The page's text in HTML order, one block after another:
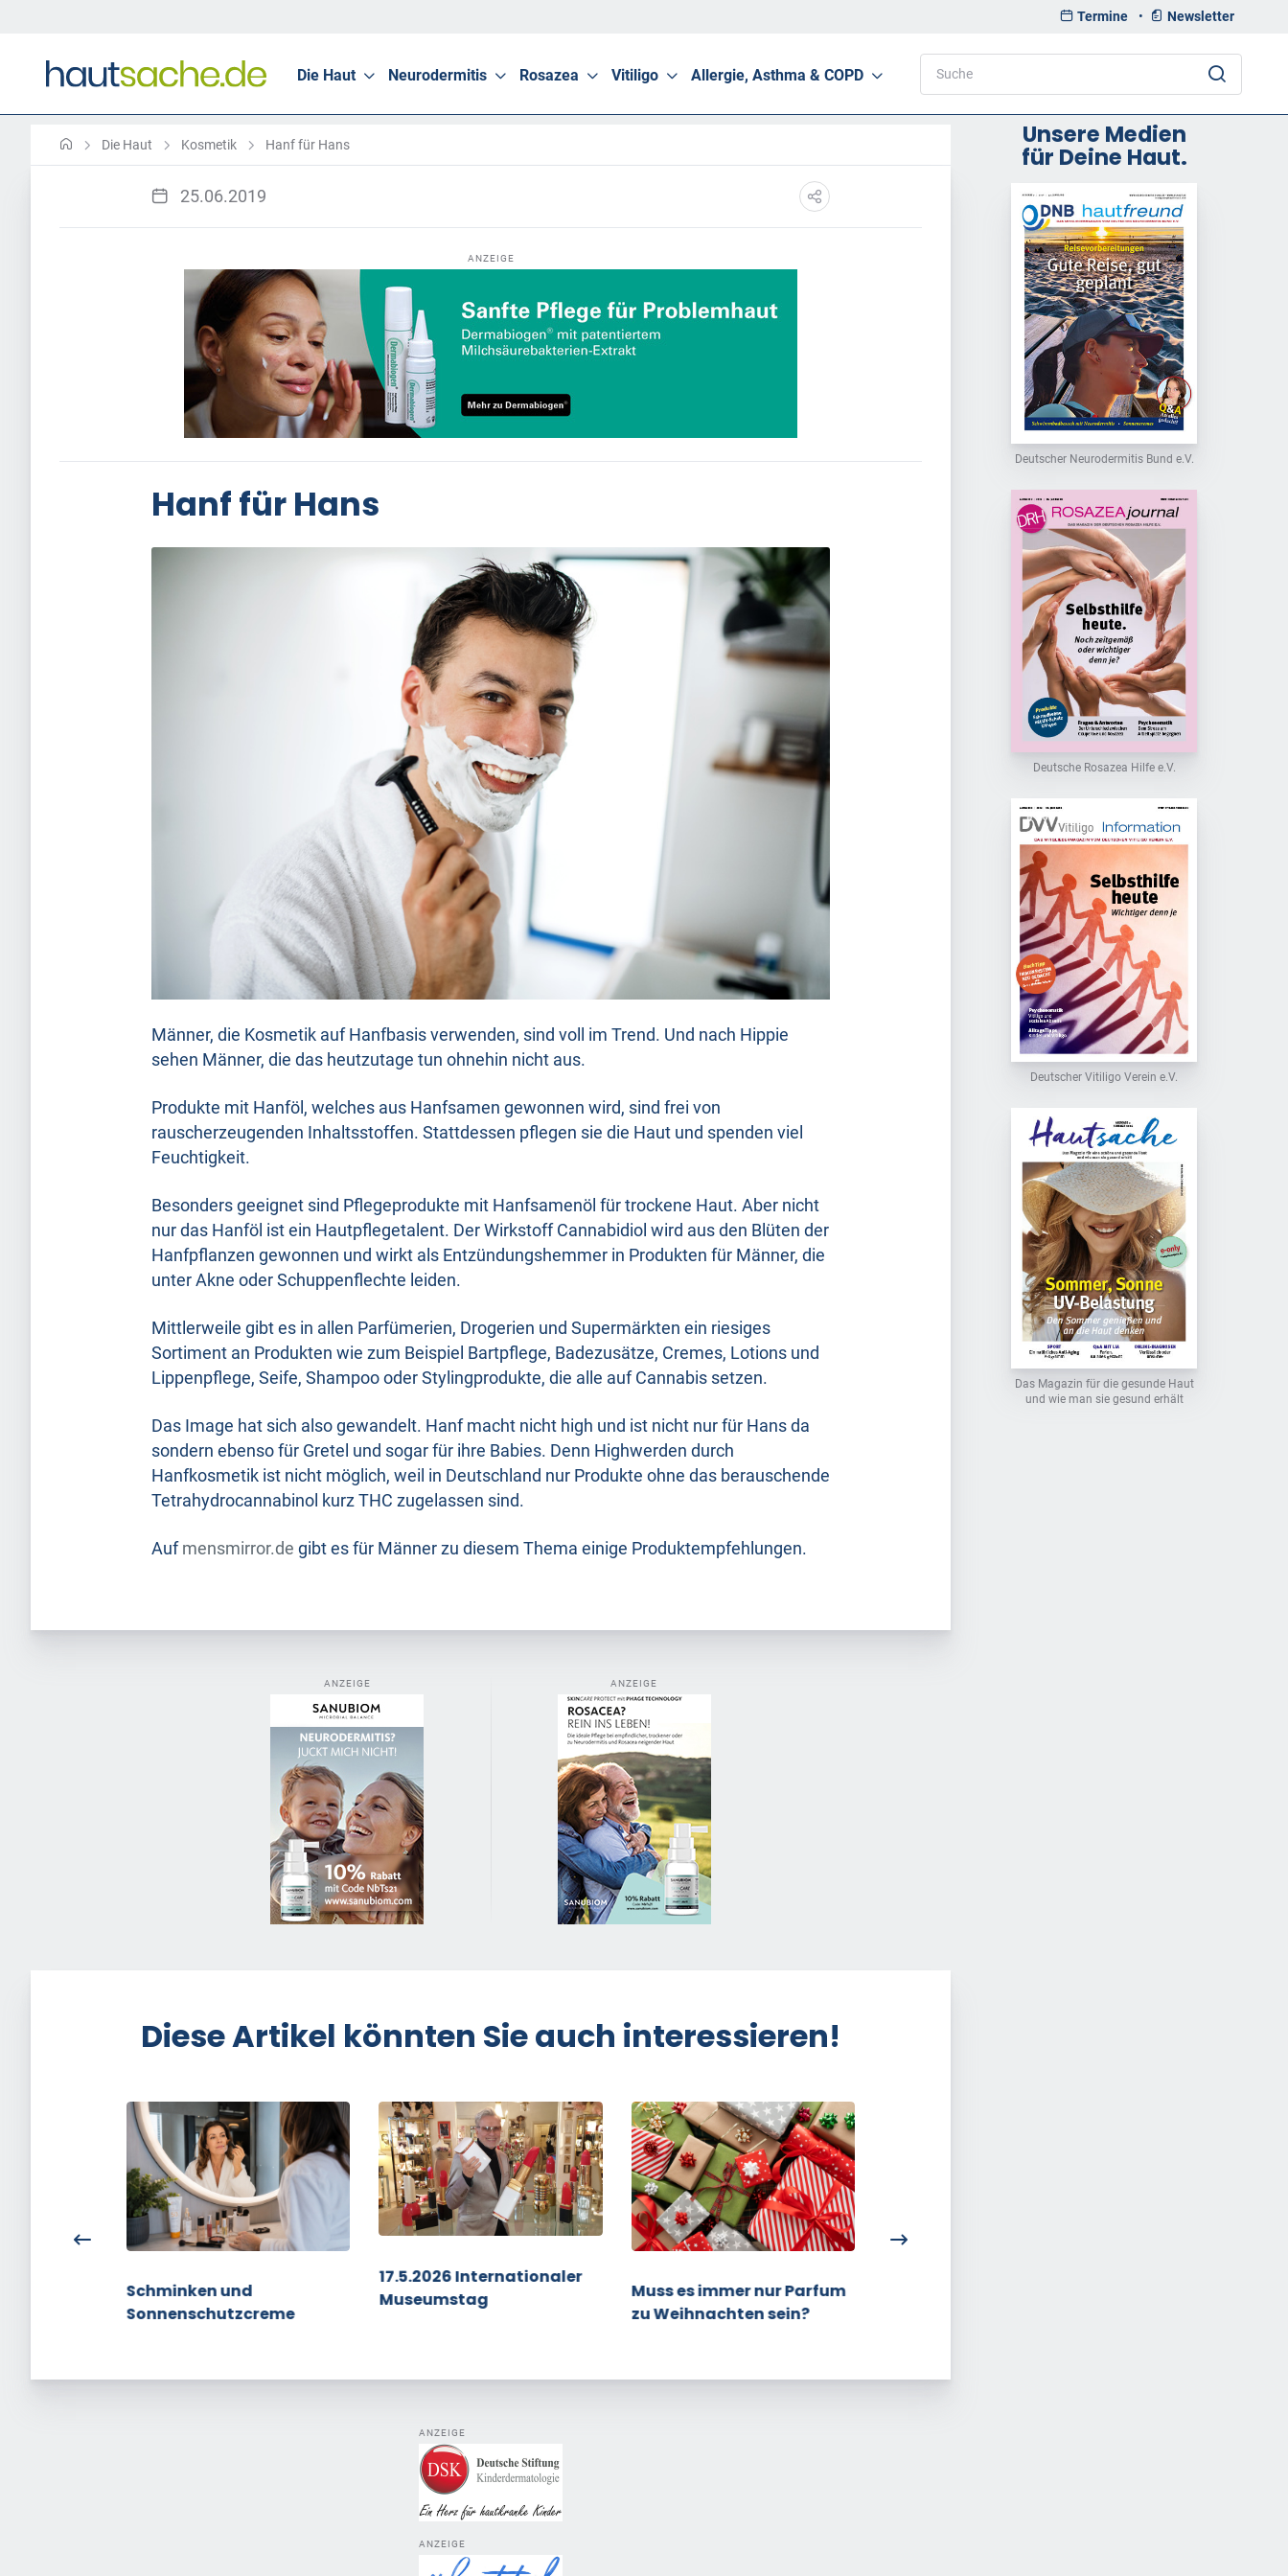
Termine • Newsletter
Die Haut Neurodermitis Rosazea Vitiligo Allergie, Asthma & COPD
Die Haut Kosmetik Hanf für Hans
25.06.2019
ANZEIGE
Hanf für Hans
Männer, die Kosmetik auf Hanfbasis verwenden, sind voll im Trend. Und nach Hippie
sehen Männer, die das heutzutage tun ohnehin nicht aus.
Produkte mit Hanföl, welches aus Hanfsamen gewonnen wird, sind frei von
rauscherzeugenden Inhaltsstoffen. Stattdessen pflegen sie die Haut und spenden viel
Feuchtigkeit.
Besonders geeignet sind Pflegeprodukte mit Hanfsamenöl für trockene Haut. Aber nicht
nur das Hanföl ist ein Hautpflegetalent. Der Wirkstoff Cannabidiol wird aus den Blüten der
Hanfpflanzen gewonnen und wirkt als Entzündungshemmer in Produkten für Männer, die
unter Akne oder Schuppenflechte leiden.
Mittlerweile gibt es in allen Parfümerien, Drogerien und Supermärkten ein riesiges
Sortiment an Produkten wie zum Beispiel Bartpflege, Badezusätze, Cremes, Lotions und
Lippenpflege, Seife, Shampoo oder Stylingprodukte, die alle auf Cannabis setzen.
Das Image hat sich also gewandelt. Hanf macht nicht high und ist nicht nur für Hans da
sondern ebenso für Gretel und sogar für ihre Babies. Denn Highwerden durch
Hanfkosmetik ist nicht möglich, weil in Deutschland nur Produkte ohne das berauschende
Tetrahydrocannabinol kurz THC zugelassen sind.
Auf mensmirror.de gibt es für Männer zu diesem Thema einige Produktempfehlungen.
ANZEIGE ANZEIGE
Diese Artikel könnten Sie auch interessieren!
Schminken und
Sonnenschutzcreme
17.5.2026 Internationaler
Museumstag
Muss es immer nur Parfum
zu Weihnachten sein?
ANZEIGE
ANZEIGE
Unsere Medien
für Deine Haut.
Deutscher Neurodermitis Bund e.V.
Deutsche Rosazea Hilfe e.V.
Deutscher Vitiligo Verein e.V.
Das Magazin für die gesunde Haut
und wie man sie gesund erhält